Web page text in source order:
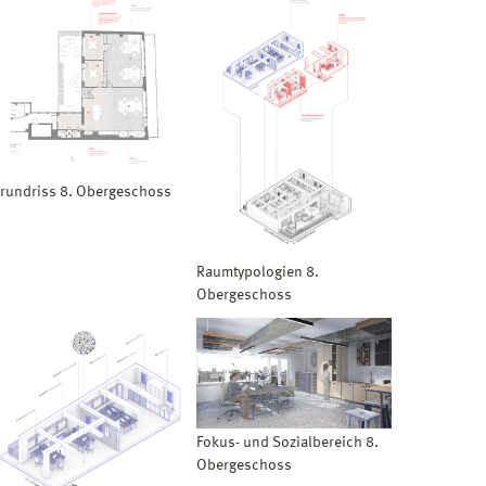
8. Obergeschoss
Raumtypologien 8.
Obergeschoss
Fokus- und Sozialbereich 8.
Obergeschoss